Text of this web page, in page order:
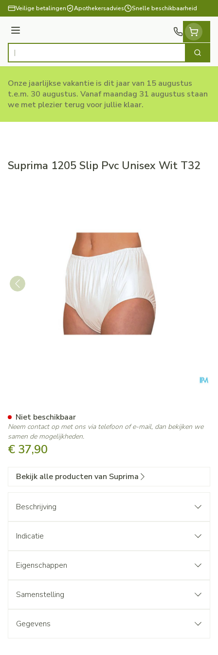
Ga naar de inhoud
Veilige betalingen Apothekersadvies Snelle beschikbaarheid
Menu
Product, merk, categorie... Zoek
Onze jaarlijkse vakantie is dit jaar van 15 augustus
t.e.m. 30 augustus. Vanaf maandag 31 augustus staan
we met plezier terug voor jullie klaar.
Suprima 1205 Slip Pvc Unisex Wit T32
€ 37,90
Niet beschikbaar
Neem contact op met ons via telefoon of e-mail, dan bekijken we
samen de mogelijkheden.
Bekijk alle producten van Suprima
Beschrijving
Indicatie
Eigenschappen
Samenstelling
Gegevens